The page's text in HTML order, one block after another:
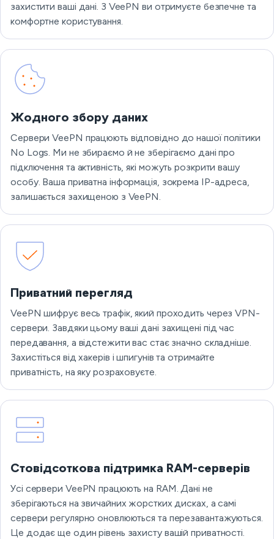
захистити ваші дані. З VeePN ви отримуєте безпечне та
комфортне користування.
Жодного збору даних
Сервери VeePN працюють відповідно до нашої політики
No Logs. Ми не збираємо й не зберігаємо дані про
підключення та активність, які можуть розкрити вашу
особу. Ваша приватна інформація, зокрема IP-адреса,
залишається захищеною з VeePN.
Приватний перегляд
VeePN шифрує весь трафік, який проходить через VPN-
сервери. Завдяки цьому ваші дані захищені під час
передавання, а відстежити вас стає значно складніше.
Захистіться від хакерів і шпигунів та отримайте
приватність, на яку розраховуєте.
Стовідсоткова підтримка RAM-серверів
Усі сервери VeePN працюють на RAM. Дані не
зберігаються на звичайних жорстких дисках, а самі
сервери регулярно оновлюються та перезавантажуються.
Це додає ще один рівень захисту вашій приватності.